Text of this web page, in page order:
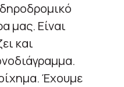
μας. Είναι
και
Έχουμε